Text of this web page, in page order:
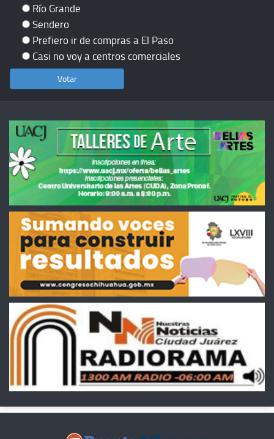
Río Grande
Sendero
Prefiero ir de compras a El Paso
Casi no voy a centros comerciales